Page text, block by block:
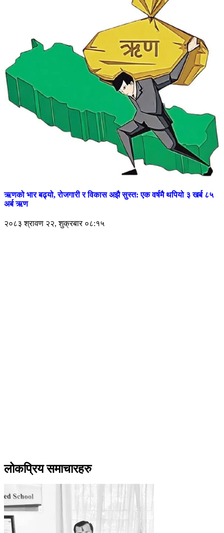
ऋणको भार बढ्यो, रोजगारी र विकास अझै सुस्त: एक वर्षमै थपियो ३ खर्ब ८५
अर्ब ऋण
२०८३ श्रावण २२, शुक्रबार ०८:१५
लोकप्रिय समाचारहरु